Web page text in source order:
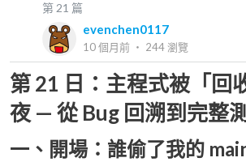
第21 篇
evenchen0117
10 個月前 ‧ 244瀏覽
第 21 日：主程式被「回
夜 — 從 Bug 回溯到完整
一、開場：誰偷了我的